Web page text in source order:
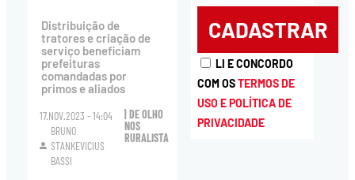
Distribuição de
tratores e criação de
serviço beneficiam
prefeituras
comandadas por
primos e aliados
17.NOV.2023 - 14:04
BRUNO
STANKEVICIUS
BASSI
| DE OLHO
NOS
RURALISTA
LI E CONCORDO
COM OSTERMOS DE
USO E POLÍTICA DE
PRIVACIDADE